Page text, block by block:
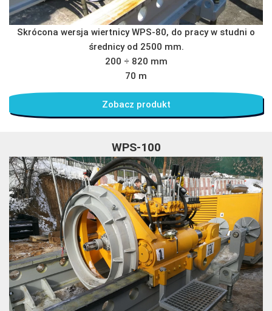
Skrócona wersja wiertnicy WPS-80, do pracy w studni o
średnicy od 2500 mm.
200 ÷ 820 mm
70 m
Zobacz produkt
WPS-100